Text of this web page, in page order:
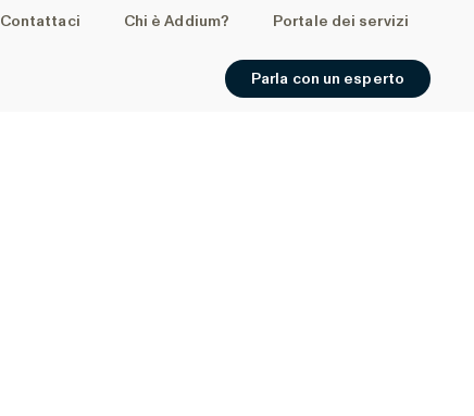
Contattaci Chi è Addium? Portale dei servizi
Parla con un esperto